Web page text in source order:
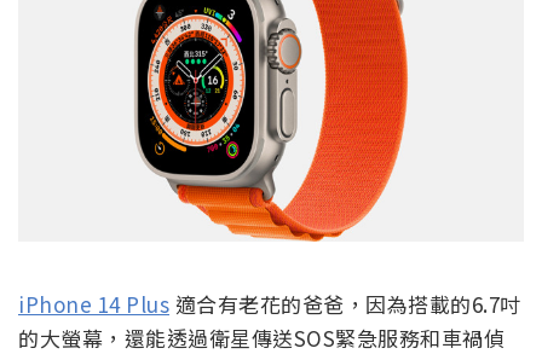
iPhone 14 Plus 適合有老花的爸爸，因為搭載的6.7吋
的大螢幕，還能透過衛星傳送SOS緊急服務和車禍偵